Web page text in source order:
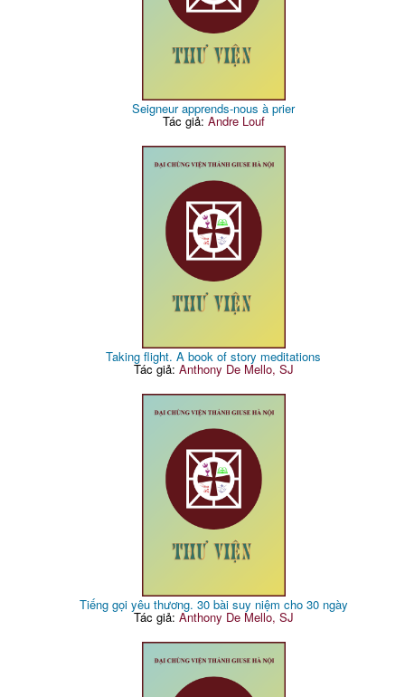
Seigneur apprends-nous à prier
Tác giả: Andre Louf
Taking flight. A book of story meditations
Tác giả: Anthony De Mello, SJ
Tiếng gọi yêu thương. 30 bài suy niệm cho 30 ngày
Tác giả: Anthony De Mello, SJ